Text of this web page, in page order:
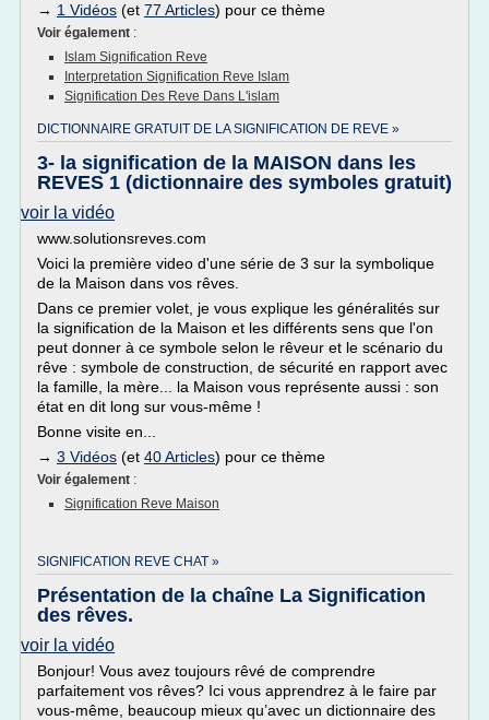
→ 1 Vidéos (et 77 Articles) pour ce thème
Voir également :
Islam Signification Reve
Interpretation Signification Reve Islam
Signification Des Reve Dans L'islam
DICTIONNAIRE GRATUIT DE LA SIGNIFICATION DE REVE »
3- la signification de la MAISON dans les
REVES 1 (dictionnaire des symboles gratuit)
voir la vidéo
www.solutionsreves.com
Voici la première video d'une série de 3 sur la symbolique
de la Maison dans vos rêves.
Dans ce premier volet, je vous explique les généralités sur
la signification de la Maison et les différents sens que l'on
peut donner à ce symbole selon le rêveur et le scénario du
rêve : symbole de construction, de sécurité en rapport avec
la famille, la mère... la Maison vous représente aussi : son
état en dit long sur vous-même !
Bonne visite en...
→ 3 Vidéos (et 40 Articles) pour ce thème
Voir également :
Signification Reve Maison
SIGNIFICATION REVE CHAT »
Présentation de la chaîne La Signification
des rêves.
voir la vidéo
Bonjour! Vous avez toujours rêvé de comprendre
parfaitement vos rêves? Ici vous apprendrez à le faire par
vous-même, beaucoup mieux qu’avec un dictionnaire des